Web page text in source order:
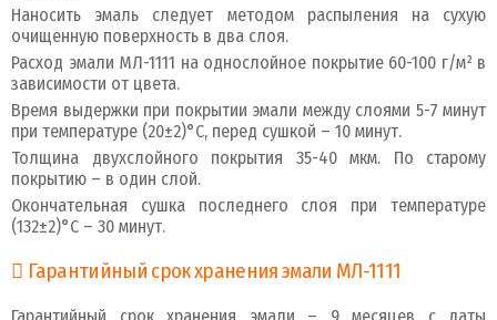
Наносить эмаль следует методом распыления на сухую
очищенную поверхность в два слоя.
Расход эмали МЛ-1111 на однослойное покрытие 60-100 г/м² в
зависимости от цвета.
Время выдержки при покрытии эмали между слоями 5-7 минут
при температуре (20±2)°С, перед сушкой – 10 минут.
Толщина двухслойного покрытия 35-40 мкм. По старому
покрытию – в один слой.
Окончательная сушка последнего слоя при температуре
(132±2)°С – 30 минут.
Гарантийный срок хранения эмали МЛ-1111